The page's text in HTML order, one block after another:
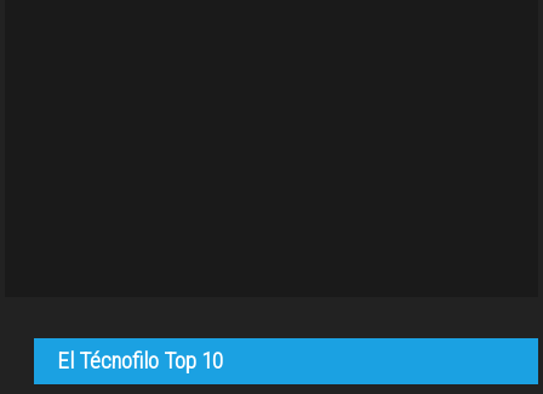
El Técnofilo Top 10